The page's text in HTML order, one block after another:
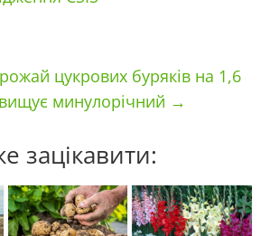
цукрових буряків на 1,6
минулорічний →
зацікавити: